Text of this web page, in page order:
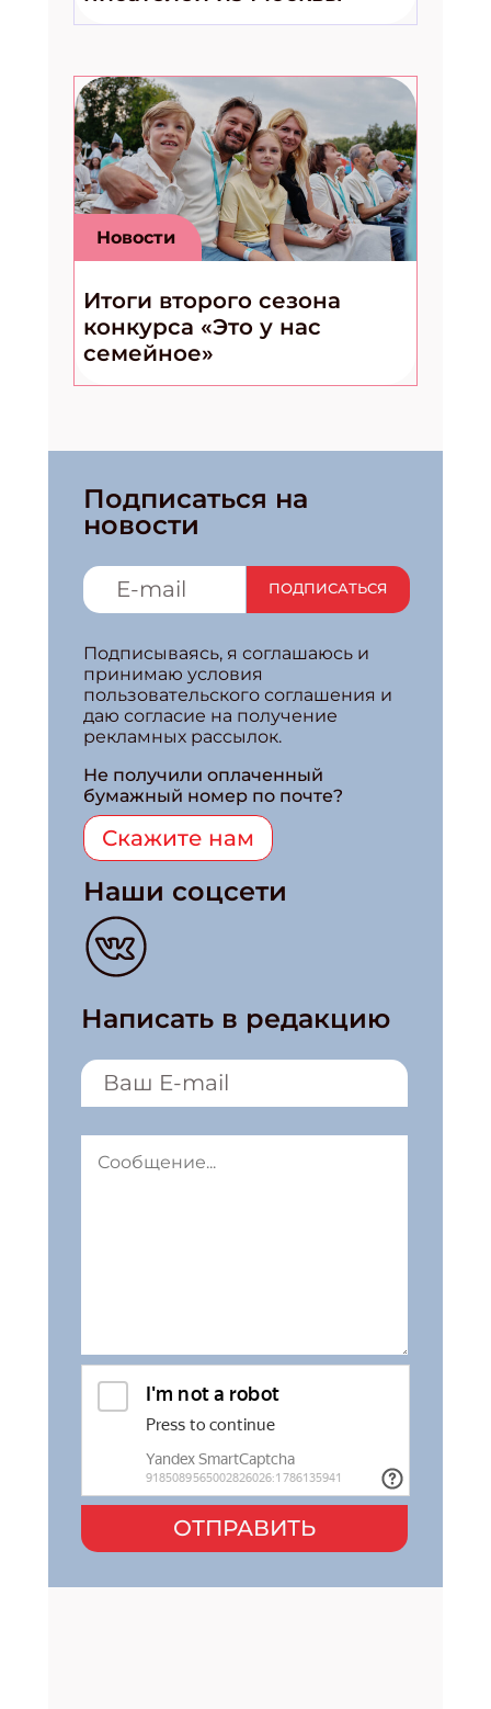
Новости
Итоги второго сезона
конкурса «Это у нас
семейное»
Подписаться на
новости
ПОДПИСАТЬСЯ
Подписываясь, я соглашаюсь и
принимаю условия
пользовательского соглашения и
даю согласие на получение
рекламных рассылок.
Не получили оплаченный
бумажный номер по почте?
Скажите нам
Наши соцсети
Написать в редакцию
ОТПРАВИТЬ